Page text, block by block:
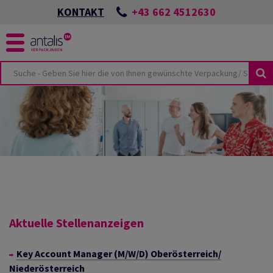
KONTAKT +43 662 4512630
Aktuelle Stellenanzeigen
Key Account Manager (M/W/D) Oberösterreich/
Niederösterreich